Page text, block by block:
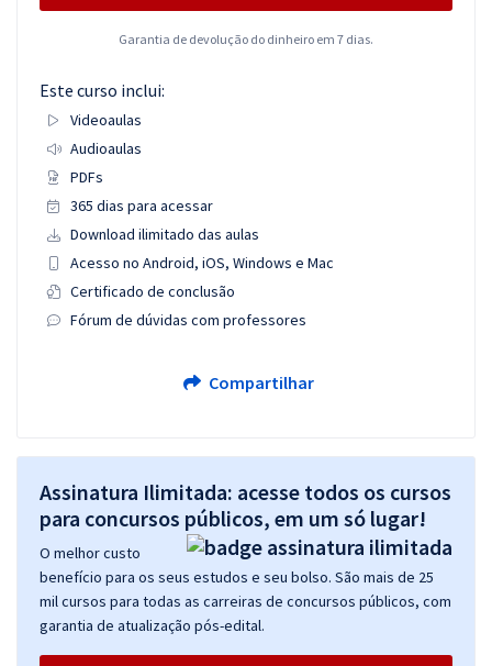
Garantia de devolução do dinheiro em 7 dias.
Este curso inclui:
Videoaulas
Audioaulas
PDFs
365 dias para acessar
Download ilimitado das aulas
Acesso no Android, iOS, Windows e Mac
Certificado de conclusão
Fórum de dúvidas com professores
Compartilhar
Assinatura Ilimitada: acesse todos os cursos
para concursos públicos, em um só lugar!
O melhor custo
benefício para os seus estudos e seu bolso. São mais de 25
mil cursos para todas as carreiras de concursos públicos, com
garantia de atualização pós-edital.